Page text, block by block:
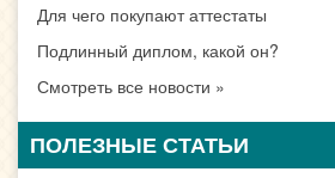
Для чего покупают аттестаты
Подлинный диплом, какой он?
Смотреть все новости »
ПОЛЕЗНЫЕ СТАТЬИ